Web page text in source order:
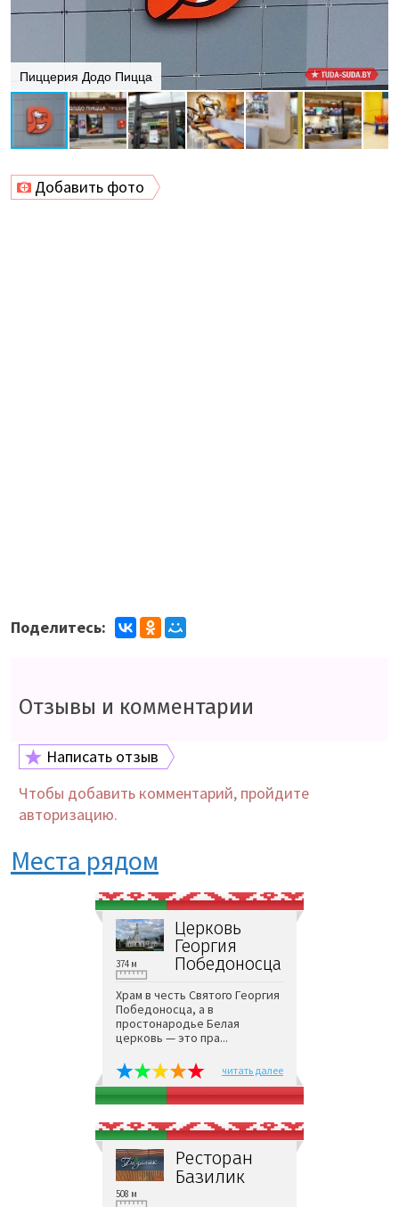
Пиццерия Додо Пицца
Добавить фото
Поделитесь:
Отзывы и комментарии
Написать отзыв
Чтобы добавить комментарий, пройдите
авторизацию.
Места рядом
Церковь
Георгия
Победоносца
374 м
Храм в честь Святого Георгия
Победоносца, а в
простонародье Белая
церковь — это пра...
читать далее
Ресторан
Базилик
508 м